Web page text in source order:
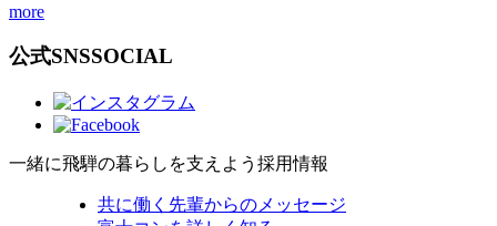
more
公式SNSSOCIAL
一緒に飛騨の暮らしを支えよう 採用情報
共に働く先輩からのメッセージ